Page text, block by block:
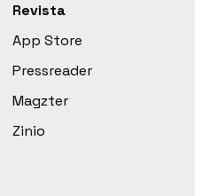
Revista
App Store
Pressreader
Magzter
Zinio